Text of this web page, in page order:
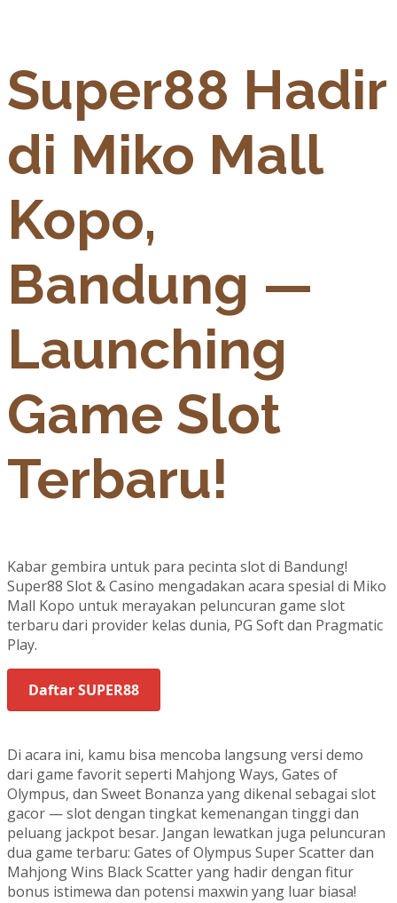
Super88 Hadir
di Miko Mall
Kopo,
Bandung —
Launching
Game Slot
Terbaru!
Kabar gembira untuk para pecinta slot di Bandung!
Super88 Slot & Casino mengadakan acara spesial di Miko
Mall Kopo untuk merayakan peluncuran game slot
terbaru dari provider kelas dunia, PG Soft dan Pragmatic
Play.
Daftar SUPER88
Di acara ini, kamu bisa mencoba langsung versi demo
dari game favorit seperti Mahjong Ways, Gates of
Olympus, dan Sweet Bonanza yang dikenal sebagai slot
gacor — slot dengan tingkat kemenangan tinggi dan
peluang jackpot besar. Jangan lewatkan juga peluncuran
dua game terbaru: Gates of Olympus Super Scatter dan
Mahjong Wins Black Scatter yang hadir dengan fitur
bonus istimewa dan potensi maxwin yang luar biasa!